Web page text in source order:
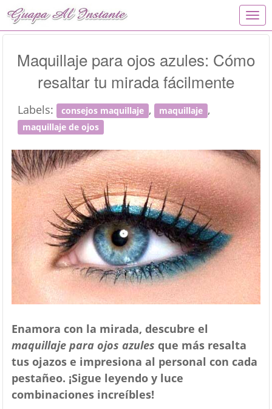
T
o
l
a
t
Maquillaje para ojos azules: Cómo
resaltar tu mirada fácilmente
Labels: consejos maquillaje , maquillaje ,
maquillaje de ojos
Enamora con la mirada, descubre el
maquillaje para ojos azules que más resalta
tus ojazos e impresiona al personal con cada
pestañeo. ¡Sigue leyendo y luce
combinaciones increíbles!